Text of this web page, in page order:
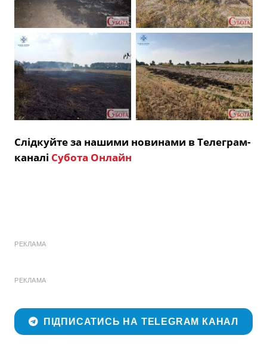
Слідкуйте за нашими новинами в Телеграм-
каналі Субота Онлайн
РЕКЛАМА
РЕКЛАМА
ПІДПИСАТИСЬ НА TELEGRAM КАНАЛ